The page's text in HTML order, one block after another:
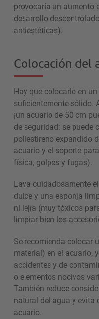
provocaría un aumento
desarrollo
antiestéticas).
Colocación del
Hay que colocarlo en
suficientemente sólido.
¡un acuario de 50 cm
de seguridad: se puede
poliestireno expandido
acuario y el soporte
física, golpes y fugas).
Lava cuidadosamente
dulce y una esponja
ni lejía (muy tóxicos
limpiar bien los
Se recomienda colocar
material) en el acuario,
accidentes y de
o elementos nocivos
También reduce
natural del agua y evita
acuario.